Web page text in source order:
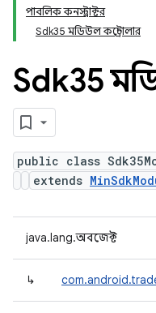
পাবলিক কনস্ট্রাক্টর
Sdk35 মডিউল কন্ট্রোলার
Sdk35
public class
extends
java.lang.অবজেক্ট
↳